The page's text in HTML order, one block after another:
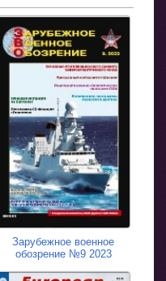
Зарубежное военное
обозрение №9 2023